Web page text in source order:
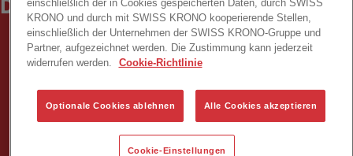
DIGITAL
Genießen Sie eine neue Erfahrung in unserer Produktvielfalt.
einschließlich der in Cookies gespeicherten Daten, durch SWISS
KRONO und durch mit SWISS KRONO kooperierende Stellen,
einschließlich der Unternehmen der SWISS KRONO-Gruppe und
Partner, aufgezeichnet werden. Die Zustimmung kann jederzeit
widerrufen werden.
Cookie-Richtlinie
Optionale Cookies ablehnen Alle Cookies akzeptieren
Cookie-Einstellungen